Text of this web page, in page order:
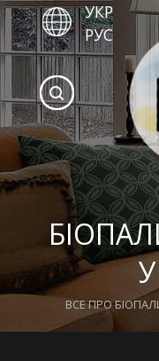
ВСЕ ПРО
УКР
РУС